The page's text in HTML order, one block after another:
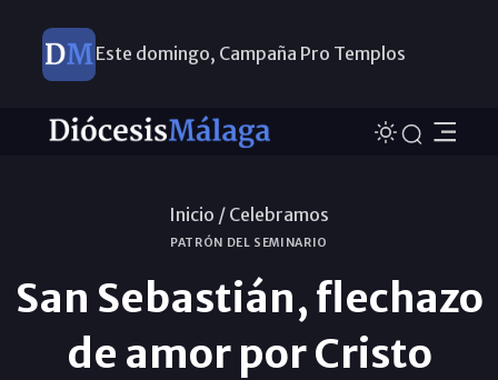
Este domingo, Campaña Pro Templos
Inicio / Celebramos
PATRÓN DEL SEMINARIO
San Sebastián, flechazo
de amor por Cristo